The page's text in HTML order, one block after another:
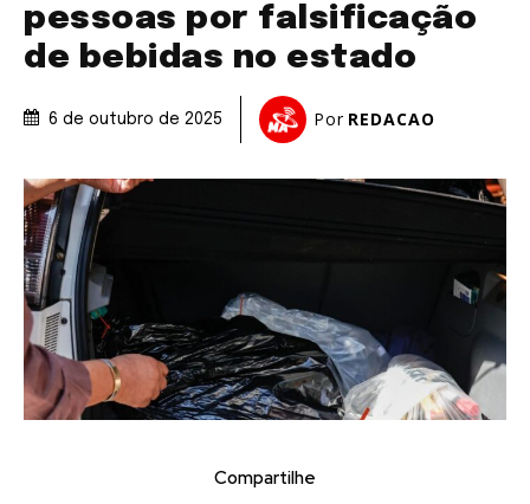
pessoas por falsificação
de bebidas no estado
6 de outubro de 2025 Por REDACAO
Compartilhe